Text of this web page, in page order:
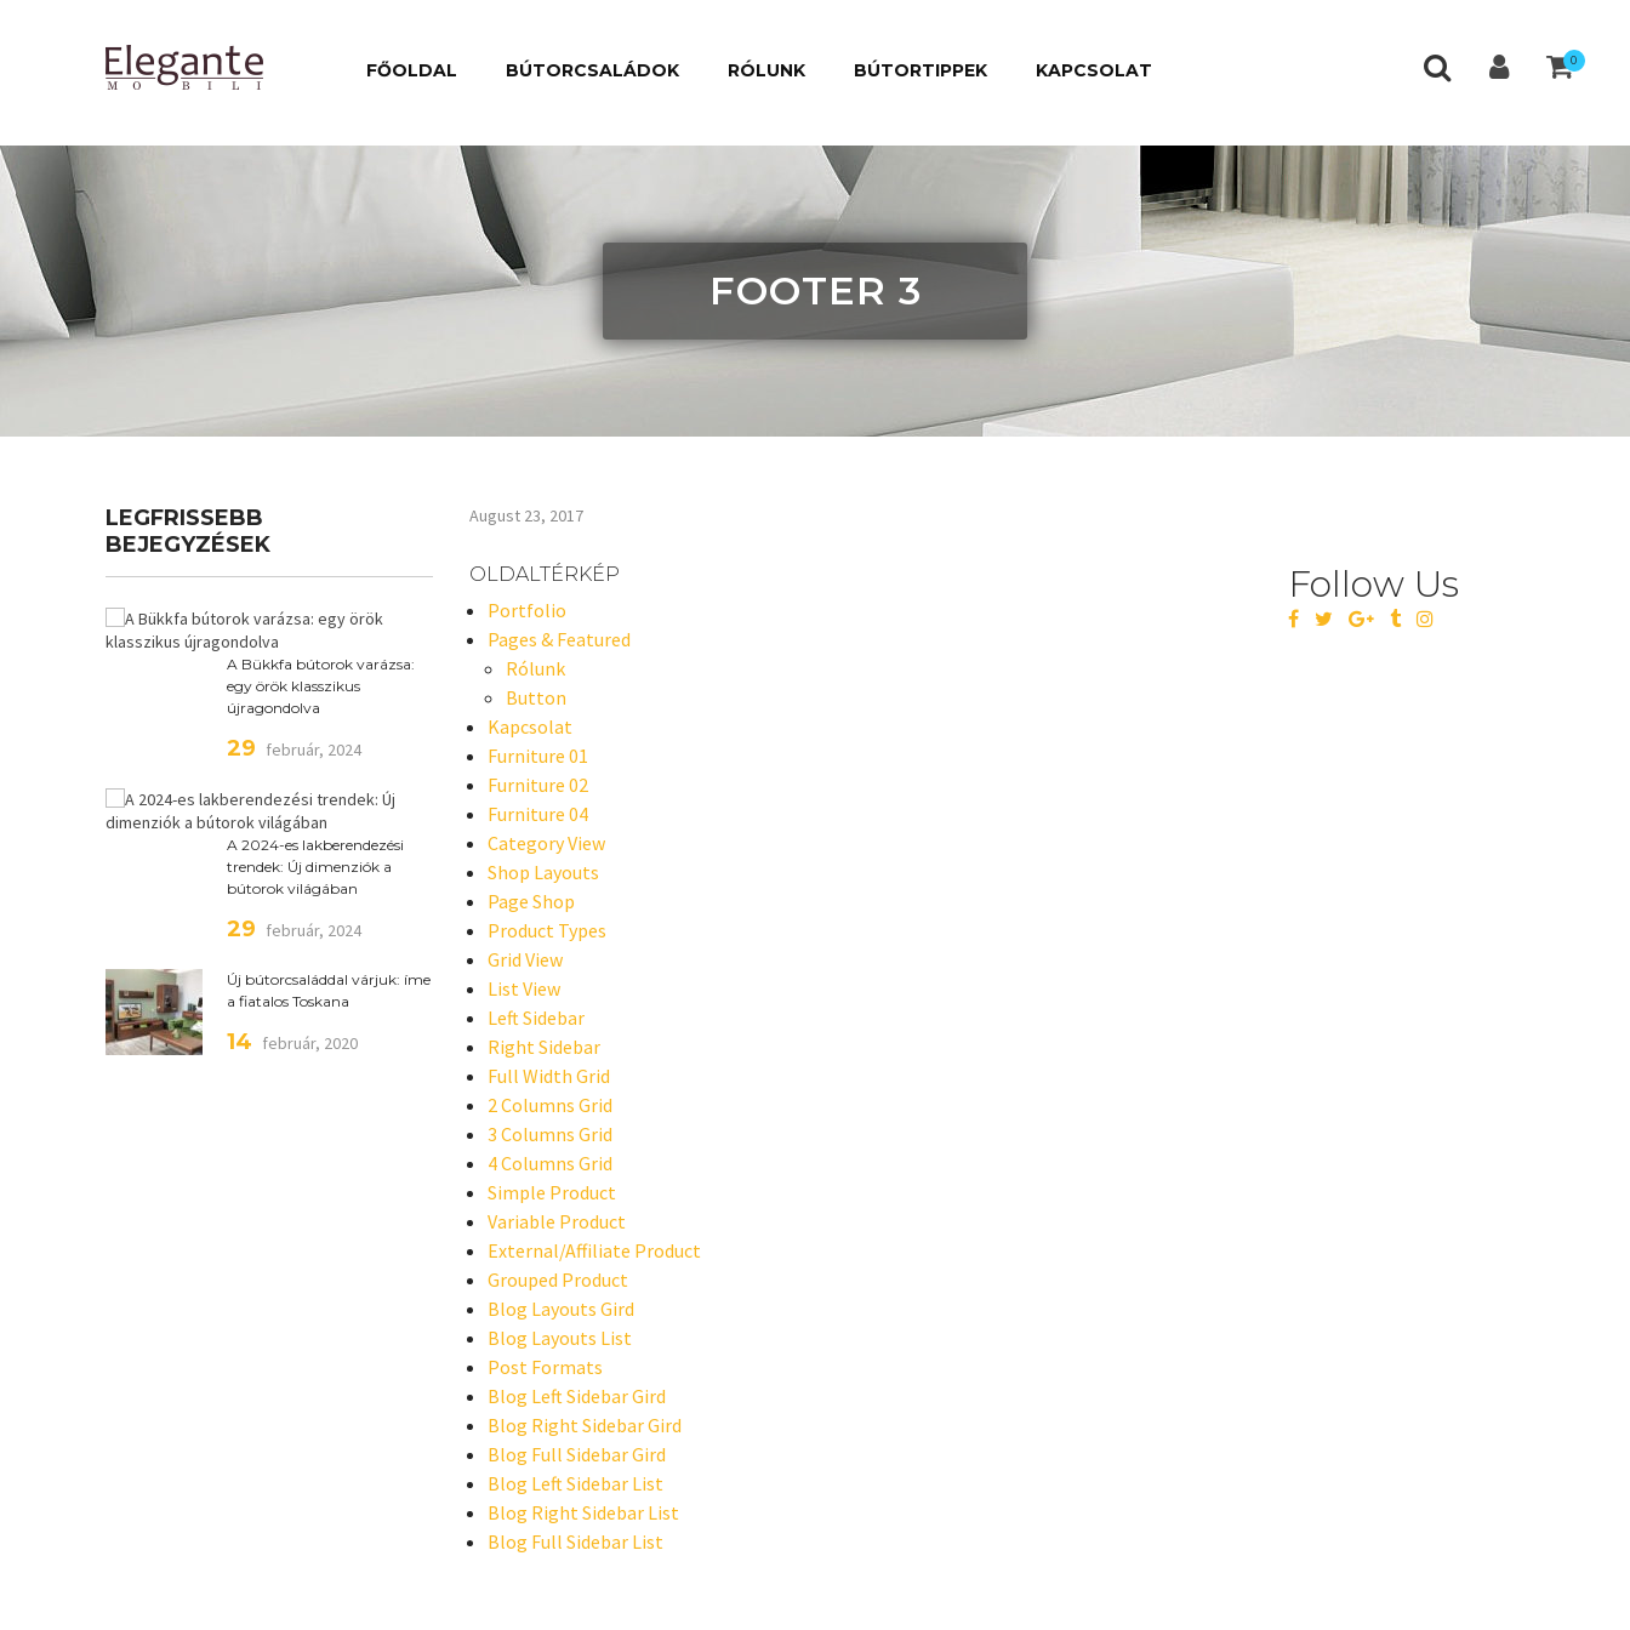
FŐOLDAL BÚTORCSALÁDOK RÓLUNK BÚTORTIPPEK KAPCSOLAT 0
FOOTER 3
LEGFRISSEBB
BEJEGYZÉSEK
A Bükkfa bútorok varázsa:
egy örök klasszikus
újragondolva
29 február, 2024
A 2024-es lakberendezési
trendek: Új dimenziók a
bútorok világában
29 február, 2024
Új bútorcsaláddal várjuk: íme
a fiatalos Toskana
14 február, 2020
August 23, 2017
OLDALTÉRKÉP
Portfolio
Pages & Featured
Rólunk
Button
Kapcsolat
Furniture 01
Furniture 02
Furniture 04
Category View
Shop Layouts
Page Shop
Product Types
Grid View
List View
Left Sidebar
Right Sidebar
Full Width Grid
2 Columns Grid
3 Columns Grid
4 Columns Grid
Simple Product
Variable Product
External/Affiliate Product
Grouped Product
Blog Layouts Gird
Blog Layouts List
Post Formats
Blog Left Sidebar Gird
Blog Right Sidebar Gird
Blog Full Sidebar Gird
Blog Left Sidebar List
Blog Right Sidebar List
Blog Full Sidebar List
Follow Us